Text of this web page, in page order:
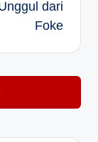
dari
Foke